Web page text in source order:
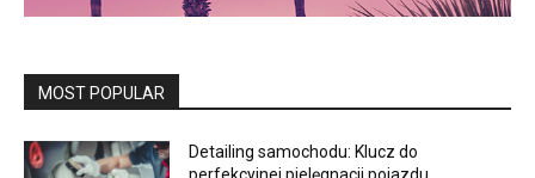
MOST POPULAR
Detailing samochodu: Klucz do
perfekcyjnej pielęgnacji pojazdu